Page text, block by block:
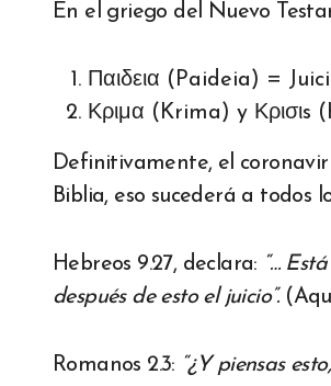
En el griego del Nuevo
Παιδεια (Paideia) =
Κριμα (Krima) y Κρισιs
Definitivamente, el
Biblia, eso sucederá a todos
Hebreos 9.27, declara: “…
después de esto el juicio”.
Romanos 2.3: “¿Y piensas